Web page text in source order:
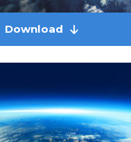
Download